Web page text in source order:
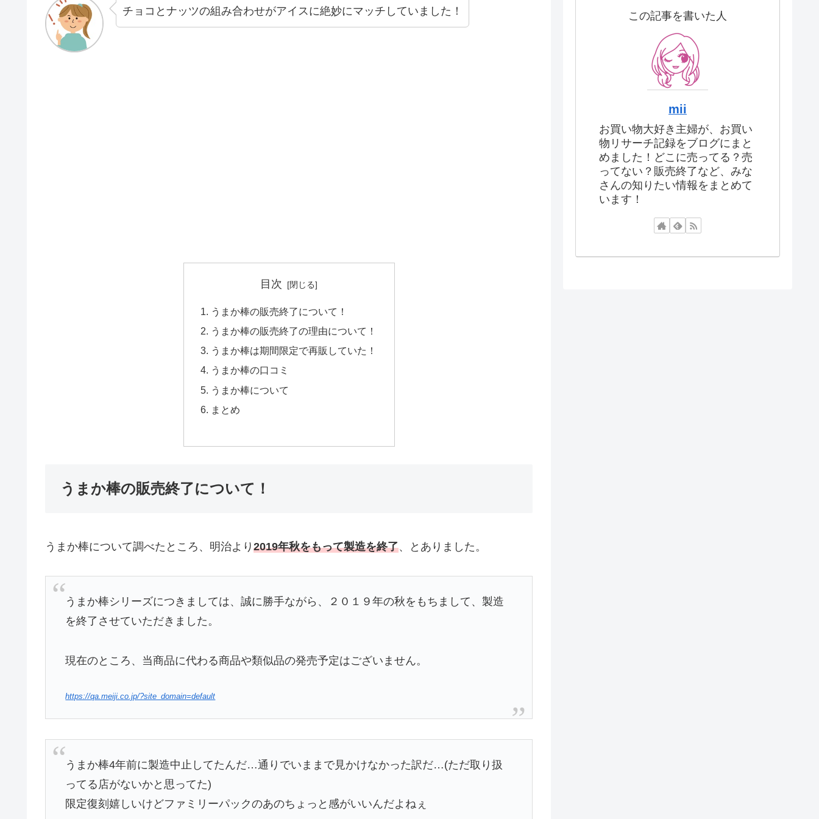
チョコとナッツの組み合わせがアイスに絶妙にマッチしていました！
目次
うまか棒の販売終了について！
うまか棒の販売終了の理由について！
うまか棒は期間限定で再販していた！
うまか棒の口コミ
うまか棒について
まとめ
うまか棒の販売終了について！
うまか棒について調べたところ、明治より 2019年秋をもって製造を終了、とありました。
うまか棒シリーズにつきましては、誠に勝手ながら、２０１９年の秋をもちまして、製造
を終了させていただきました。
現在のところ、当商品に代わる商品や類似品の発売予定はございません。
https://qa.meiji.co.jp/?site_domain=default
うまか棒4年前に製造中止してたんだ…通りでいままで見かけなかった訳だ…(ただ取り扱
ってる店がないかと思ってた)
限定復刻嬉しいけどファミリーパックのあのちょっと感がいいんだよねぇ
この記事を書いた人
mii
お買い物大好き主婦が、お買い
物リサーチ記録をブログにまと
めました！どこに売ってる？売
ってない？販売終了など、みな
さんの知りたい情報をまとめて
います！